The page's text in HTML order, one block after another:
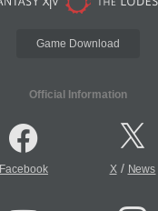
Game Download
Official Information
Facebook X/ News